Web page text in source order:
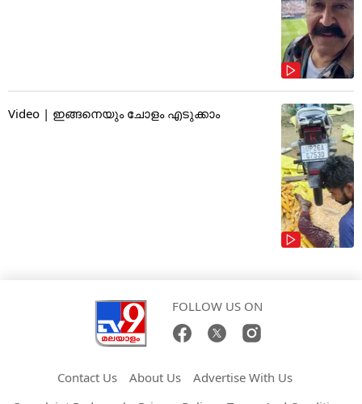
Video | ഇങ്ങനെയും ചോളം എടുക്കാം
FOLLOW US ON
Contact Us About Us
Advertise With Us